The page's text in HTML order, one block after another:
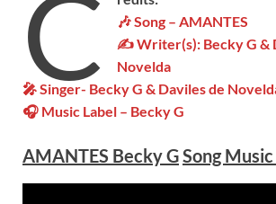
C
🎶 Song – AMANTES
✍ Writer(s): Becky G &
Novelda
🎤 Singer- Becky G & Daviles de
🎧 Music Label – Becky G
AMANTES Becky GSong